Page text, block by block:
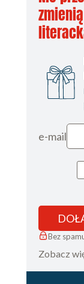
e-mail
Bez
Zobacz